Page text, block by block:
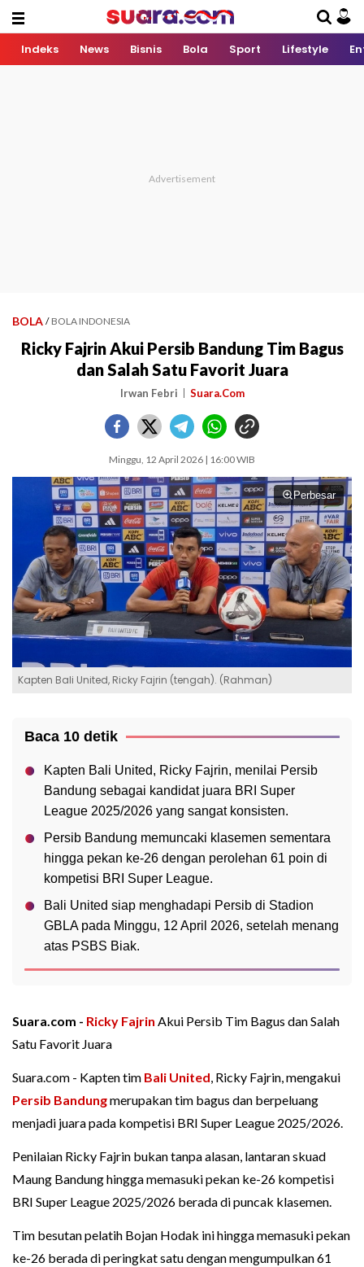
Indeks News Bisnis Bola Sport Lifestyle
BOLA / BOLA INDONESIA
Ricky Fajrin Akui Persib Bandung Tim Bagus
dan Salah Satu Favorit Juara
Irwan Febri Suara.Com
Minggu, 12 April 2026 | 16:00 WIB
Perbesar
Kapten Bali United, Ricky Fajrin (tengah). (Rahman)
Baca 10 detik
Kapten Bali United, Ricky Fajrin, menilai Persib
Bandung sebagai kandidat juara BRI Super
League 2025/2026 yang sangat konsisten.
Persib Bandung memuncaki klasemen sementara
hingga pekan ke-26 dengan perolehan 61 poin di
kompetisi BRI Super League.
Bali United siap menghadapi Persib di Stadion
GBLA pada Minggu, 12 April 2026, setelah menang
atas PSBS Biak.
Suara.com - Ricky Fajrin Akui Persib Tim Bagus dan Salah
Satu Favorit Juara
Suara.com - Kapten tim Bali United, Ricky Fajrin, mengakui
Persib Bandungmerupakan tim bagus dan berpeluang
menjadi juara pada kompetisi BRI Super League 2025/2026.
Penilaian Ricky Fajrin bukan tanpa alasan, lantaran skuad
Maung Bandung hingga memasuki pekan ke-26 kompetisi
BRI Super League 2025/2026 berada di puncak klasemen.
Tim besutan pelatih Bojan Hodak ini hingga memasuki pekan
ke-26 berada di peringkat satu dengan mengumpulkan 61